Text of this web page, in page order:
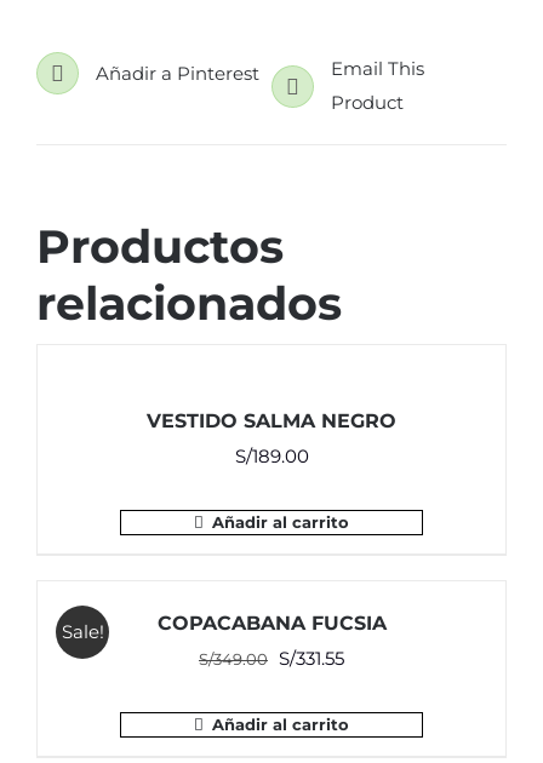
Añadir a Pinterest
Email This
Product
Productos
relacionados
VESTIDO SALMA NEGRO
S/189.00
Añadir al carrito
Sale! COPACABANA FUCSIA
S/349.00
El
original
S/331.55El
actual
Añadir al carrito